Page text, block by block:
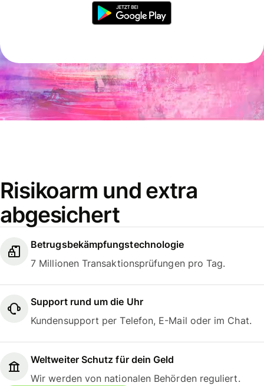
Risikoarm und extra
abgesichert
Betrugsbekämpfungstechnologie
7 Millionen Transaktionsprüfungen pro Tag.
Support rund um die Uhr
Kundensupport per Telefon, E-Mail oder im Chat.
Weltweiter Schutz für dein Geld
Wir werden von nationalen Behörden reguliert.